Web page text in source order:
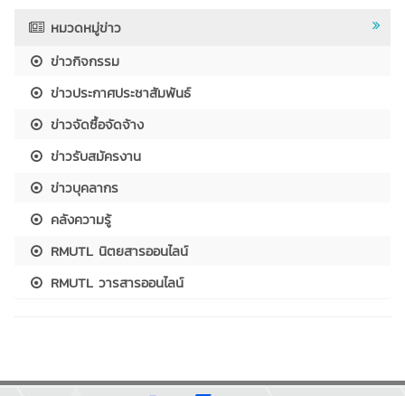
หมวดหมู่ข่าว
ข่าวกิจกรรม
ข่าวประกาศประชาสัมพันธ์
ข่าวจัดซื้อจัดจ้าง
ข่าวรับสมัครงาน
ข่าวบุคลากร
คลังความรู้
RMUTL นิตยสารออนไลน์
RMUTL วารสารออนไลน์